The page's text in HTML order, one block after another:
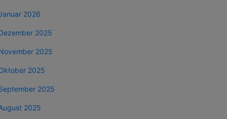
2026
2025
2025
2025
2025
2025